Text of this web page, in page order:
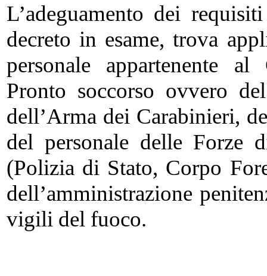
L’adeguamento dei
decreto in esame, trova
personale appartenente
Pronto soccorso ovvero
dell’Arma dei Carabinieri,
del personale delle Forze
(Polizia di Stato, Corpo
dell’amministrazione
vigili del fuoco.